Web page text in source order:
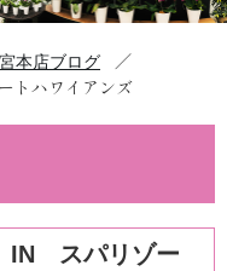
本店ブログ
／
ハワイアンズ
スパリゾー